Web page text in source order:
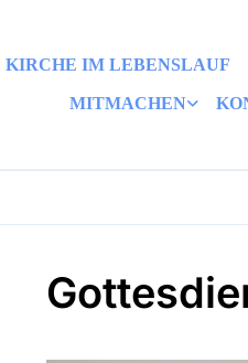
KIRCHE IM LEBENSLAUF
MITMACHEN